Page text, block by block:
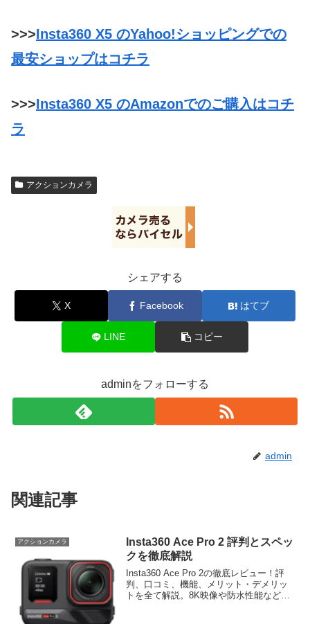
>>>Insta360 X5 のYahoo!ショッピングでの
最安ショップはコチラ
>>>Insta360 X5 のAmazonでのご購入はコチ
ラ
アクションカメラ
シェアする
X Facebook はてブ
LINE コピー
adminをフォローする
admin
関連記事
アクションカメラ
Insta360 Ace Pro 2 評判とスペッ
クを徹底解説
Insta360 Ace Pro 2の徹底レビュー！評
判、口コミ、機能、メリット・デメリッ
トを全て解説。8K映像や防水性能など、